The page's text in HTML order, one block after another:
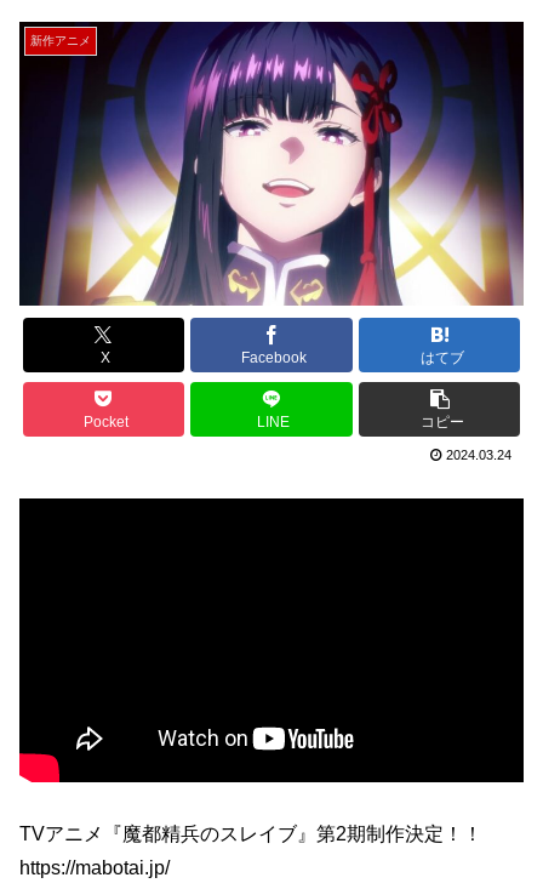
新作アニメ
X Facebook はてブ
Pocket LINE コピー
2024.03.24
TVアニメ『魔都精兵のスレイブ』第2期制作決定！！
https://mabotai.jp/